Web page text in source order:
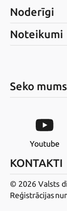
Noderīgi
Noteikumi
Seko mums
Youtube
KONTAKTI
© 2026 Valsts
Reģistrācijas